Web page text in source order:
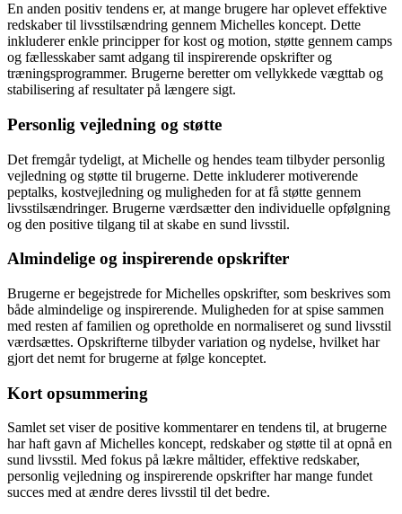
En anden positiv tendens er, at mange brugere har oplevet effektive
redskaber til livsstilsændring gennem Michelles koncept. Dette
inkluderer enkle principper for kost og motion, støtte gennem camps
og fællesskaber samt adgang til inspirerende opskrifter og
træningsprogrammer. Brugerne beretter om vellykkede vægttab og
stabilisering af resultater på længere sigt.
Personlig vejledning og støtte
Det fremgår tydeligt, at Michelle og hendes team tilbyder personlig
vejledning og støtte til brugerne. Dette inkluderer motiverende
peptalks, kostvejledning og muligheden for at få støtte gennem
livsstilsændringer. Brugerne værdsætter den individuelle opfølgning
og den positive tilgang til at skabe en sund livsstil.
Almindelige og inspirerende opskrifter
Brugerne er begejstrede for Michelles opskrifter, som beskrives som
både almindelige og inspirerende. Muligheden for at spise sammen
med resten af familien og opretholde en normaliseret og sund livsstil
værdsættes. Opskrifterne tilbyder variation og nydelse, hvilket har
gjort det nemt for brugerne at følge konceptet.
Kort opsummering
Samlet set viser de positive kommentarer en tendens til, at brugerne
har haft gavn af Michelles koncept, redskaber og støtte til at opnå en
sund livsstil. Med fokus på lækre måltider, effektive redskaber,
personlig vejledning og inspirerende opskrifter har mange fundet
succes med at ændre deres livsstil til det bedre.